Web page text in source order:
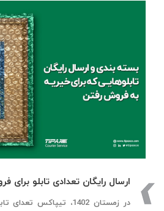
ارسال رایگان تعدادی تابلو برای
در زمستان 1402، تیپاکس